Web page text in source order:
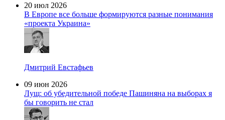
20 июл 2026
В Европе все больше формируются разные понимания
«проекта Украина»
Дмитрий Евстафьев
09 июн 2026
Лущ: об убедительной победе Пашиняна на выборах я
бы говорить не стал